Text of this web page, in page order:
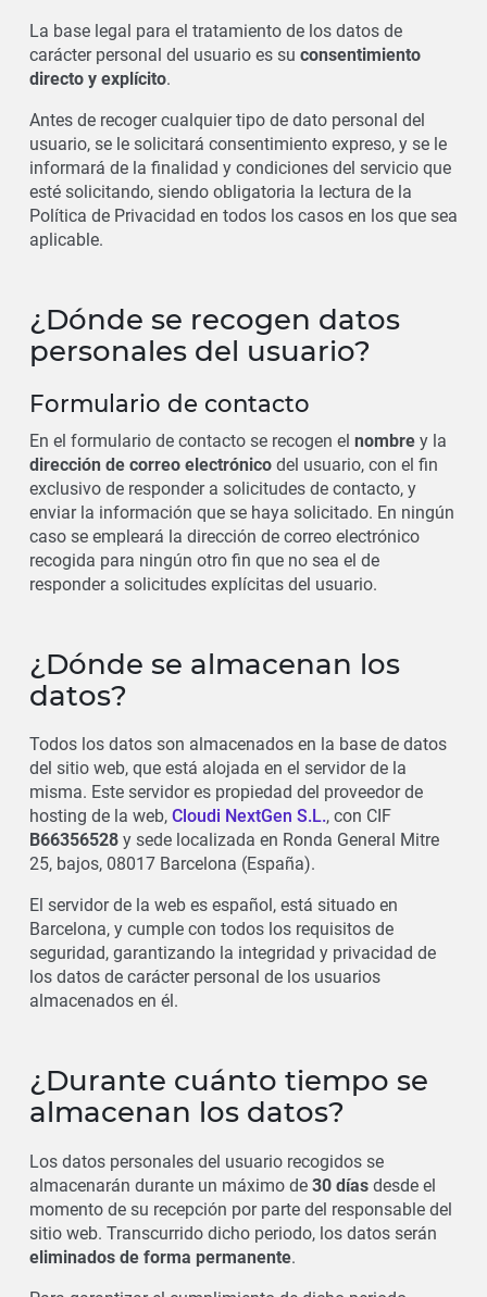
La base legal para el tratamiento de los datos de
carácter personal del usuario es su consentimiento
directo y explícito.
Antes de recoger cualquier tipo de dato personal del
usuario, se le solicitará consentimiento expreso, y se le
informará de la finalidad y condiciones del servicio que
esté solicitando, siendo obligatoria la lectura de la
Política de Privacidad en todos los casos en los que sea
aplicable.
¿Dónde se recogen datos
personales del usuario?
Formulario de contacto
En el formulario de contacto se recogen el nombrey la
dirección de correo electrónicodel usuario, con el fin
exclusivo de responder a solicitudes de contacto, y
enviar la información que se haya solicitado. En ningún
caso se empleará la dirección de correo electrónico
recogida para ningún otro fin que no sea el de
responder a solicitudes explícitas del usuario.
¿Dónde se almacenan los
datos?
Todos los datos son almacenados en la base de datos
del sitio web, que está alojada en el servidor de la
misma. Este servidor es propiedad del proveedor de
hosting de la web, Cloudi NextGen S.L., con CIF
B66356528y sede localizada en Ronda General Mitre
25, bajos, 08017 Barcelona (España).
El servidor de la web es español, está situado en
Barcelona, y cumple con todos los requisitos de
seguridad, garantizando la integridad y privacidad de
los datos de carácter personal de los usuarios
almacenados en él.
¿Durante cuánto tiempo se
almacenan los datos?
Los datos personales del usuario recogidos se
almacenarán durante un máximo de 30 díasdesde el
momento de su recepción por parte del responsable del
sitio web. Transcurrido dicho periodo, los datos serán
eliminados de forma permanente.